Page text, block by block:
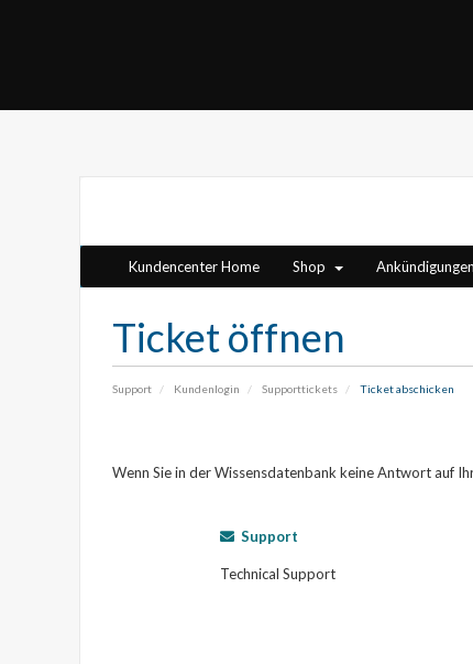
Kundencenter Home Shop Ankündigungen
Ticket öffnen
Support Kundenlogin Supporttickets Ticket abschicken
Wenn Sie in der Wissensdatenbank keine Antwort auf
Support
Technical Support